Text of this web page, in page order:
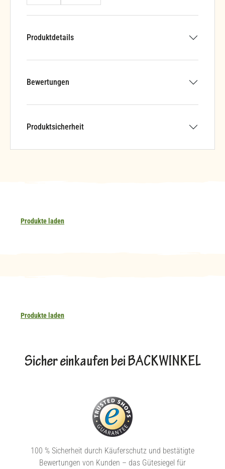
Produktdetails
Bewertungen
Produktsicherheit
Produkte laden
Produkte laden
Sicher einkaufen bei BACKWINKEL
100 % Sicherheit durch Käuferschutz und bestätigte
Bewertungen von Kunden – das Gütesiegel für